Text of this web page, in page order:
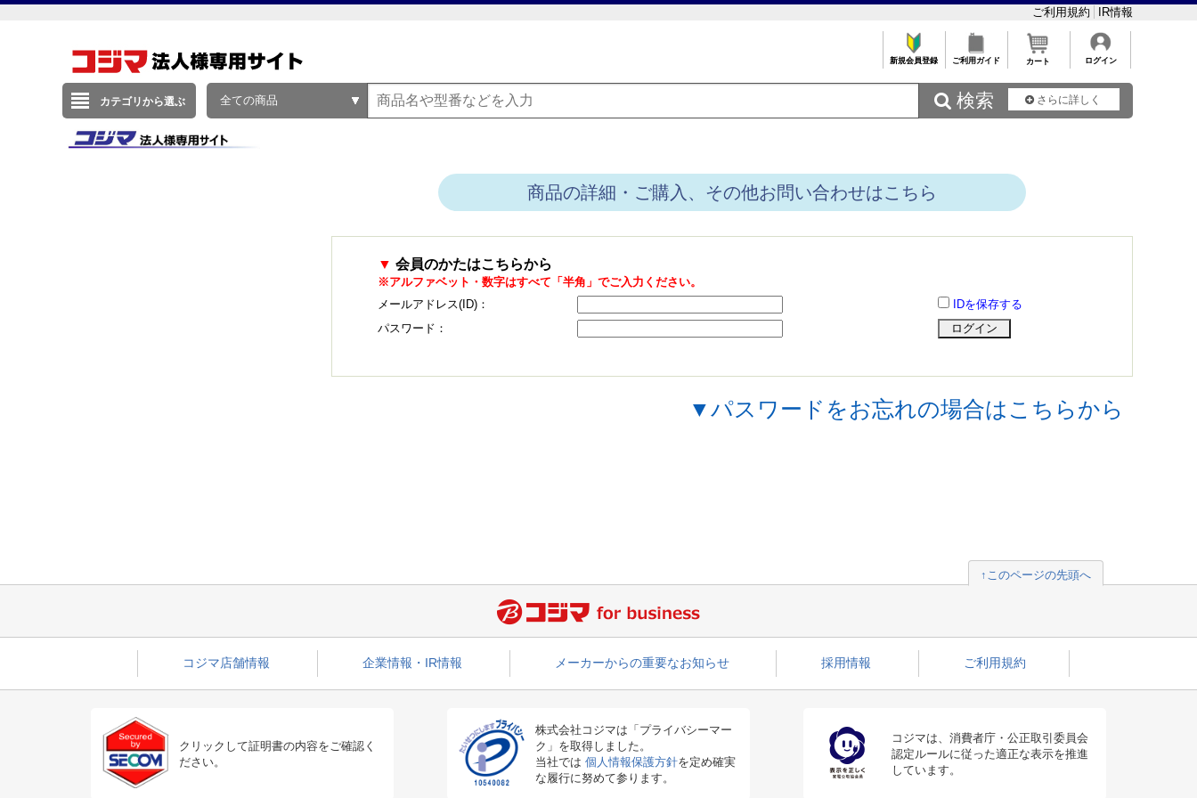
ご利用規約 IR情報
新規会員登録 ご利用ガイド カート ログイン
カテゴリから選ぶ 全ての商品  検索 さらに詳しく
商品の詳細・ご購入、その他お問い合わせはこちら
▼ 会員のかたはこちらから
※アルファベット・数字はすべて「半角」でご入力ください。
メールアドレス(ID)：
IDを保存する
パスワード：
▼パスワードをお忘れの場合はこちらから
↑このページの先頭へ
コジマ店舗情報 企業情報・IR情報 メーカーからの重要なお知らせ 採用情報 ご利用規約
クリックして証明書の内容をご確認く
ださい。
株式会社コジマは「プライバシーマー
ク」を取得しました。
当社では 個人情報保護方針を定め確実
な履行に努めて参ります。
コジマは、消費者庁・公正取引委員会
認定ルールに従った適正な表示を推進
しています。